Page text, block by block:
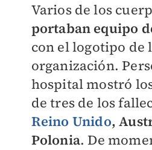
Varios de los
portaban equipo
con el logotipo de
organización.
hospital mostró
de tres de los
Reino Unido,
Polonia. De